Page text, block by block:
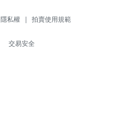
隱私權 | 拍賣使用規範
交易安全